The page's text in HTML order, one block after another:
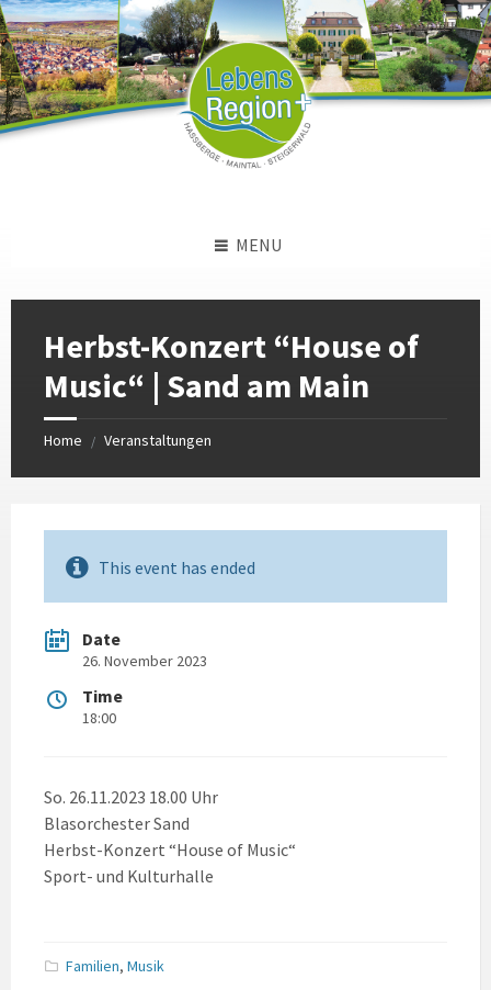
Skip
to
content
Skip
to
left
sidebar
Skip
to
footer
MENU
Herbst-Konzert “House of
Music“ | Sand am Main
Home / Veranstaltungen
This event has ended
Date
26. November 2023
Time
18:00
So. 26.11.2023 18.00 Uhr
Blasorchester Sand
Herbst-Konzert “House of Music“
Sport- und Kulturhalle
Familien, Musik